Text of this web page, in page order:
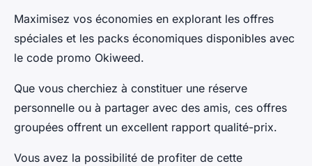
Maximisez vos économies en explorant les offres
spéciales et les packs économiques disponibles avec
le code promo Okiweed.
Que vous cherchiez à constituer une réserve
personnelle ou à partager avec des amis, ces offres
groupées offrent un excellent rapport qualité-prix.
Vous avez la possibilité de profiter de cette